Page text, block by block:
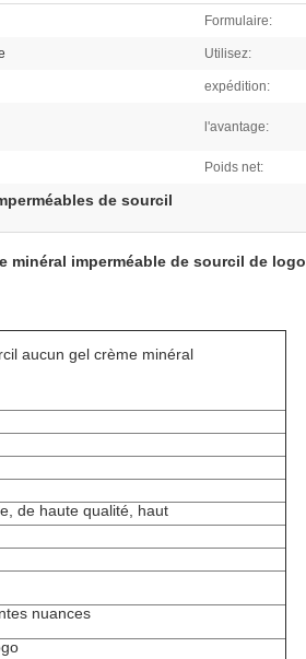
Formulaire:
Utilisez:
expédition:
l'avantage:
Poids net:
de sourcil
minéral imperméable de sourcil de logo
aucun gel crème minéral
de haute qualité, haut
nuances